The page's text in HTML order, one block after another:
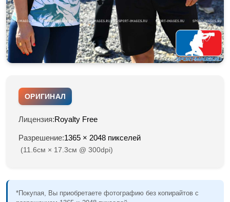
ОРИГИНАЛ
Лицензия:Royalty Free
Разрешение:1365 × 2048 пикселей
(11.6см × 17.3см @ 300dpi)
*Покупая, Вы приобретаете фотографию без копирайтов с